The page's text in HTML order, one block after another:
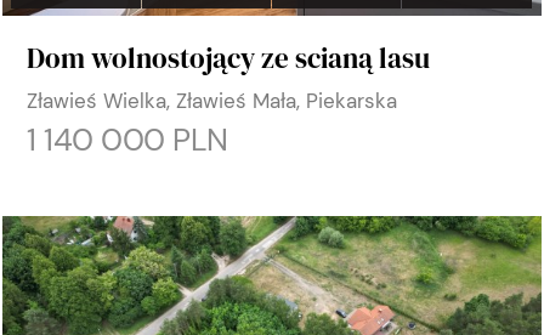
Dom wolnostojący ze scianą lasu
Zławieś Wielka, Zławieś Mała, Piekarska
1 140 000 PLN